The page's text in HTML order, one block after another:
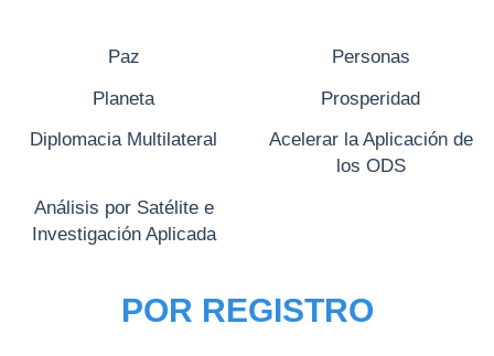
Paz Personas
Planeta Prosperidad
Diplomacia Multilateral
Acelerar la Aplicación de
los ODS
Análisis por Satélite e
Investigación Aplicada
POR REGISTRO